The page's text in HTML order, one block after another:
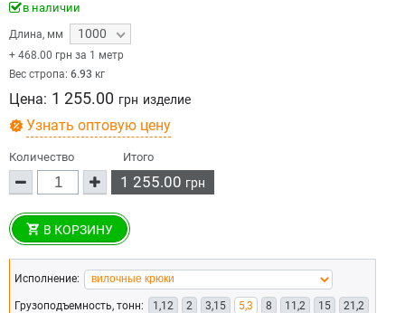
в наличии
Длина, мм 1000
+ 468.00 грн за 1 метр
Вес стропа: 6.93 кг
Цена: 1 255.00 грн изделие
Узнать оптовую цену
Количество Итого
1 255.00 грн
В КОРЗИНУ
Исполнение:
Грузоподъемность, тонн: 1,12 2 3,15 5,3 8 11,2 15 21,2